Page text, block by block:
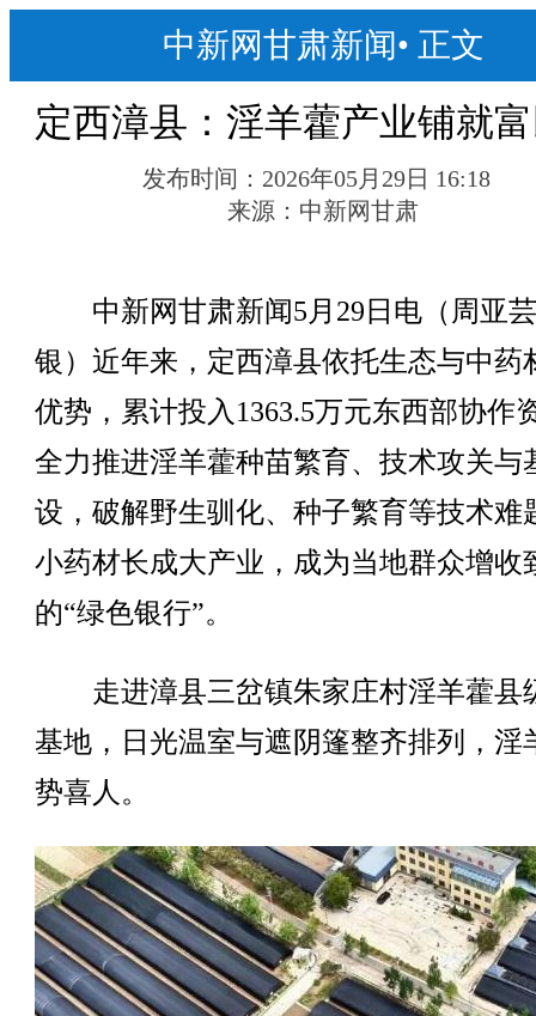
中新网甘肃新闻• 正文
定西漳县：淫羊藿产业铺就
发布时间： 2026年05月29日 16:18
来源： 中新网甘肃
中新网甘肃新闻5月29日电（周亚
银）近年来，定西漳县依托生态与中药
优势，累计投入1363.5万元东西部协作
全力推进淫羊藿种苗繁育、技术攻关与
设，破解野生驯化、种子繁育等技术难
小药材长成大产业，成为当地群众增收
的“绿色银行”。
走进漳县三岔镇朱家庄村淫羊藿县
基地，日光温室与遮阴篷整齐排列，淫
势喜人。